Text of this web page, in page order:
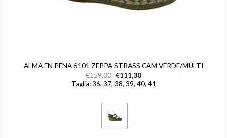
ALMA EN PENA 6101 ZEPPA STRASS CAM VERDE/MULTI
€159,00 €111,30
Taglia: 36, 37, 38, 39, 40, 41